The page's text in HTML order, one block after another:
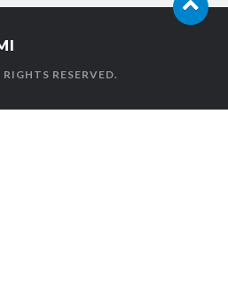
RESERVED.